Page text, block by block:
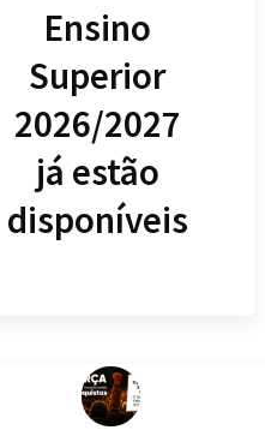
Ensino
Superior
2026/2027
já estão
disponíveis